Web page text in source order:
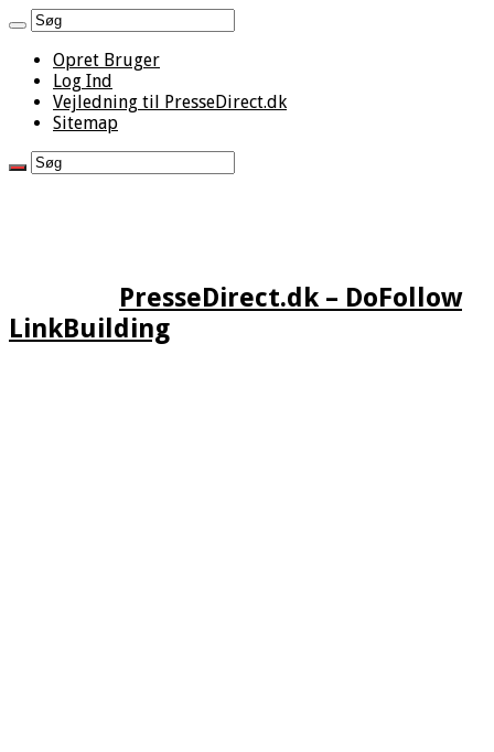
Opret Bruger
Log Ind
Vejledning til PresseDirect.dk
Sitemap
PresseDirect.dk – DoFollow
LinkBuilding